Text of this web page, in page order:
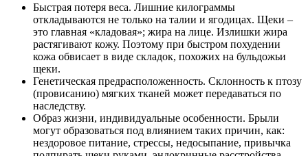
Быстрая потеря веса. Лишние килограммы
откладываются не только на талии и ягодицах. Щеки –
это главная «кладовая»; жира на лице. Излишки жира
растягивают кожу. Поэтому при быстром похудении
кожа обвисает в виде складок, похожих на бульдожьи
щеки.
Генетическая предрасположенность. Склонность к птозу
(провисанию) мягких тканей может передаваться по
наследству.
Образ жизни, индивидуальные особенности. Брыли
могут образоваться под влиянием таких причин, как:
нездоровое питание, стрессы, недосыпание, привычка